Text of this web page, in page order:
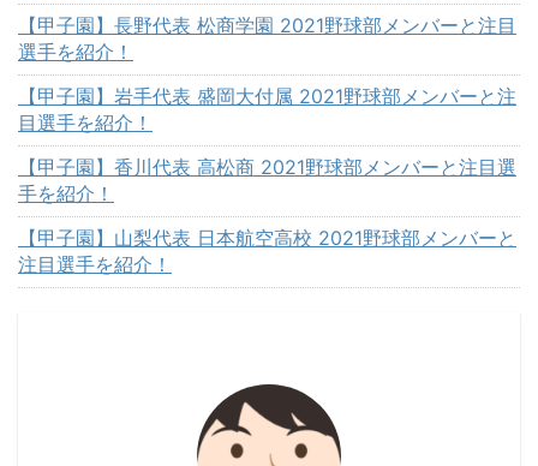
【甲子園】長野代表 松商学園 2021野球部メンバーと注目
選手を紹介！
【甲子園】岩手代表 盛岡大付属 2021野球部メンバーと注
目選手を紹介！
【甲子園】香川代表 高松商 2021野球部メンバーと注目選
手を紹介！
【甲子園】山梨代表 日本航空高校 2021野球部メンバーと
注目選手を紹介！